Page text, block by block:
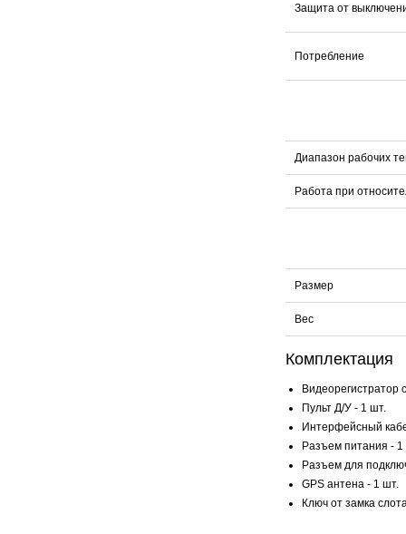
Защита от
Потребление
Диапазон рабочих
Работа при
Размер
Вес
Комплектация
Видеорегистратор
Пульт Д/У - 1 шт.
Интерфейсный
Разъем питания - 1
Разъем для
GPS антена - 1 шт.
Ключ от замка